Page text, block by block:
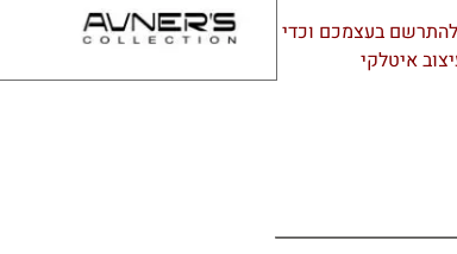
בעצמכם וכדי
איטלקי